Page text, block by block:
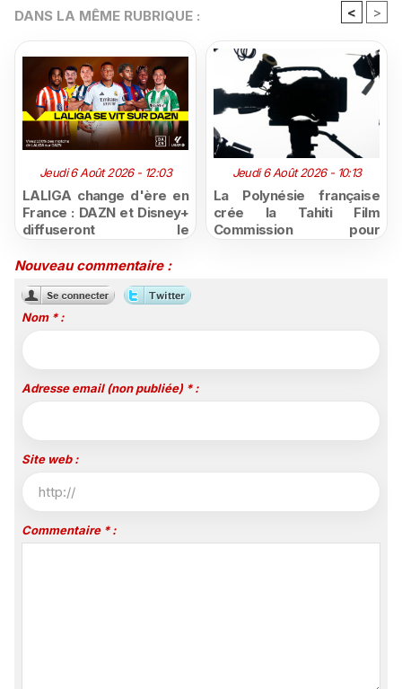
DANS LA MÊME RUBRIQUE : < >
Jeudi 6 Août 2026 - 12:03
LALIGA change d'ère en
France : DAZN et Disney+
diffuseront le
jusqu'en 2029, un revers
Jeudi 6 Août 2026 - 10:13
La Polynésie française
crée la Tahiti Film
Commission pour
Nouveau commentaire :
Nom * :
Adresse email (non publiée) * :
Site web :
Commentaire * :